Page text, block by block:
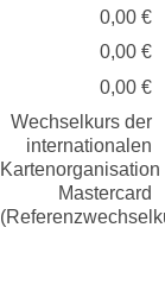
0,00 €
0,00 €
0,00 €
Wechselkurs der
internationalen
Kartenorganisation
Mastercard